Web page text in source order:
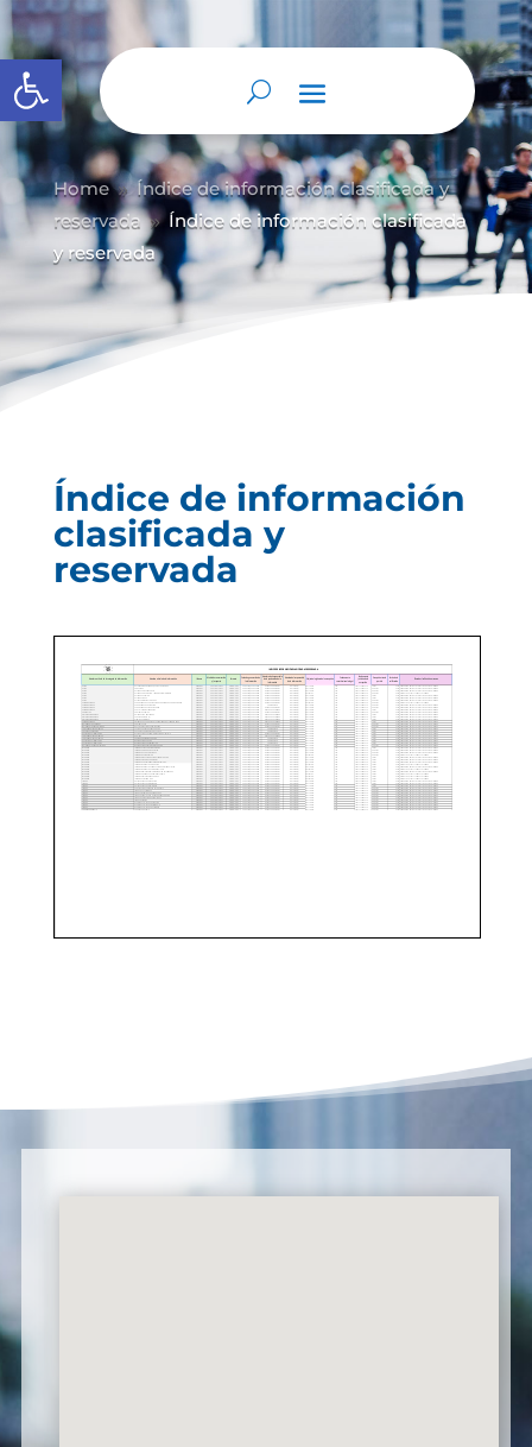
Abrir barra de herramientas
Home 9 Índice de información clasificada y
reservada 9 Índice de información clasificada
y reservada
Índice de información
clasificada y
reservada